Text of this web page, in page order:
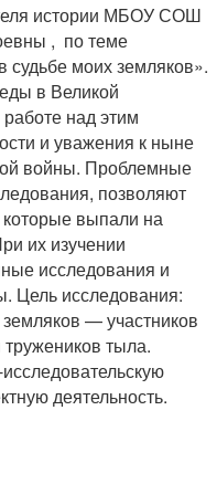
истории МБОУ СОШ
, по теме
судьбе моих земляков».
в Великой
над этим
и уважения к ныне
войны. Проблемные
позволяют
которые выпали на
их изучении
исследования и
Цель исследования:
— участников
тыла.
деятельность.